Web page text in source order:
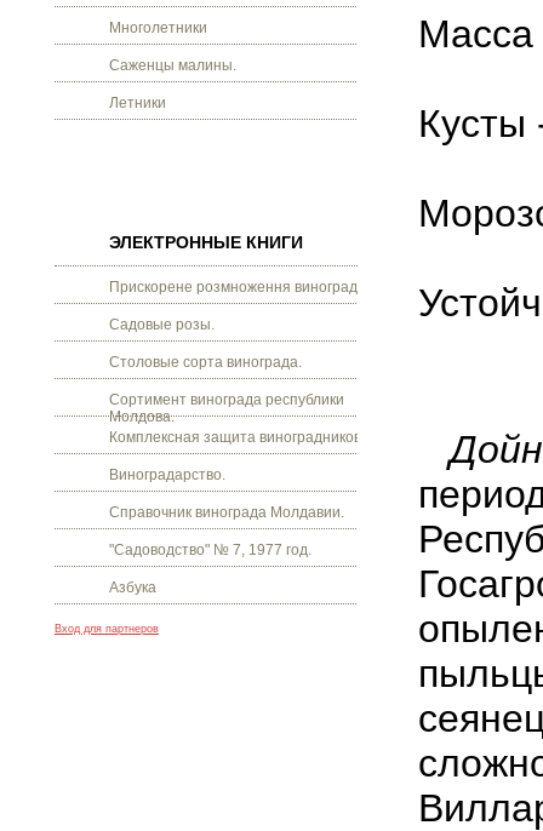
Многолетники
Саженцы малины.
Летники
ЭЛЕКТРОННЫЕ КНИГИ
Прискорене розмноження винограду.
Садовые розы.
Столовые сорта винограда.
Сортимент винограда республики
Молдова.
Комплексная защита виноградников.
Виноградарство.
Справочник винограда Молдавии.
"Садоводство" № 7, 1977 год.
Азбука
Вход для партнеров
Масса
Кусты